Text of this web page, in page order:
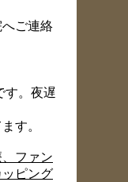
ご連絡
す。夜遅
す。
ファン
ピング